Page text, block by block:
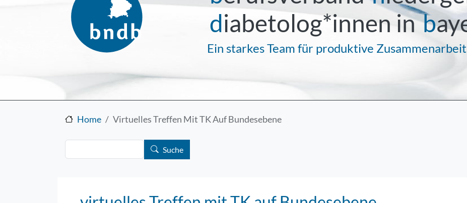
diabetolog*innen inb
Ein starkes Team für produktive Zusammenarbeit
Home Virtuelles Treffen Mit TK Auf Bundesebene
Suche